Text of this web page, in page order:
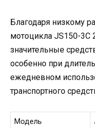
Благодаря низкому
мотоцикла JS150-3C
значительные
особенно при
ежедневном
транспортного
Модель